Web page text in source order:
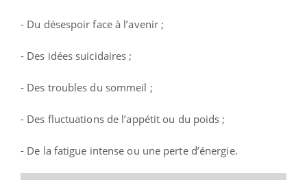
- Du désespoir face à l’avenir ;
- Des idées suicidaires ;
- Des troubles du sommeil ;
- Des fluctuations de l’appétit ou du poids ;
- De la fatigue intense ou une perte d’énergie.